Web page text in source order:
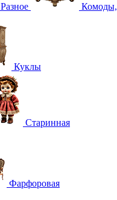
Разное
Комоды,
Куклы
Старинная
Фарфоровая